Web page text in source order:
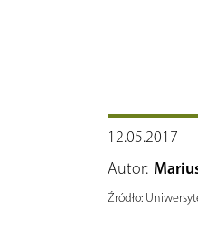
12.05.2017
Autor:
Źródło: